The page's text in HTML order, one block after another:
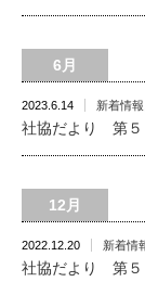
6月
2023.6.14 新着情報
社協だより 第
12月
2022.12.20 新着情
社協だより 第５